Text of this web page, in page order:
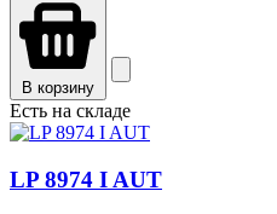
В корзину
Есть на складе
LP 8974 I AUT